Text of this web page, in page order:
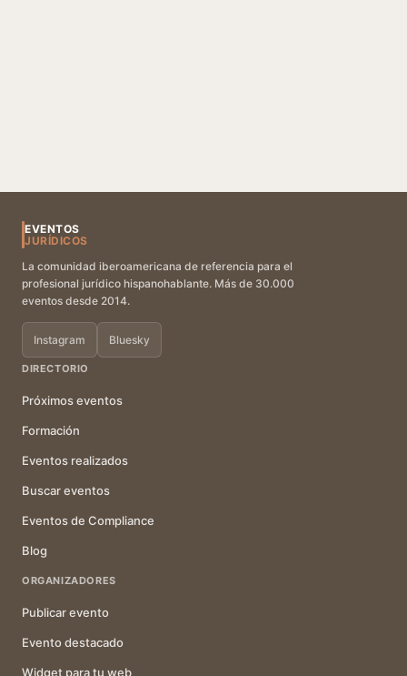
EVENTOS
JURÍDICOS
La comunidad iberoamericana de referencia para el
profesional jurídico hispanohablante. Más de 30.000
eventos desde 2014.
Instagram Bluesky
DIRECTORIO
Próximos eventos
Formación
Eventos realizados
Buscar eventos
Eventos de Compliance
Blog
ORGANIZADORES
Publicar evento
Evento destacado
Widget para tu web